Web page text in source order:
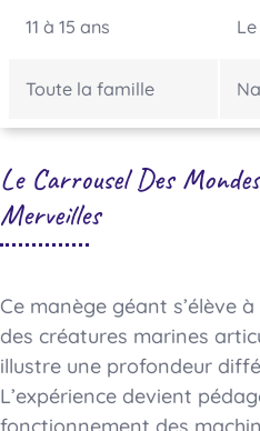
11 à 15 ans
Toute la famille
Le Carrousel Des
Merveilles
Ce manège géant s’élève
des créatures marines
illustre une profondeur
L’expérience devient